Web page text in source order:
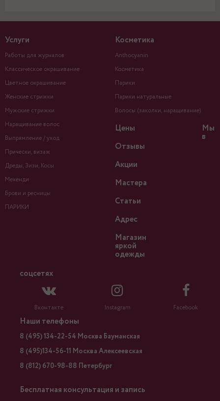
Услуги
Работы для журналов
Классическое окрашивание
Цветное окрашивание
Женские стрижки
Мужские стрижки
Наращивание волос
Выпрямление / уход
Прически, визаж
Дреды, Зизи, Косы
Мехенди
Брови и ресницы
ПАРИКИ
Косметика
Anthocyanin
Косметика
Парики
Парики натуральные
Волосы (заколки, наращивание)
Цены
Отзывы
Акции
Мастера
Статьи
Адрес
Магазин
яркой
одежды
Мы
в
соцсетях
Вконтакте Instagram Facebook
Наши телефоны
8 (495) 134-22-54 Москва Бауманская
8 (495)134-56-11 Москва Алексеевская
8 (812) 670-98-88 Петербург
Бесплатная консультация и запись